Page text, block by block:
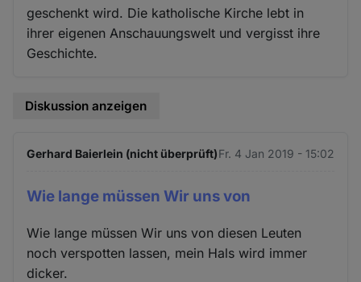
geschenkt wird. Die katholische Kirche lebt in
ihrer eigenen Anschauungswelt und vergisst ihre
Geschichte.
Diskussion anzeigen
Gerhard Baierlein (nicht überprüft)Fr. 4 Jan 2019 - 15:02
Wie lange müssen Wir uns von
Wie lange müssen Wir uns von diesen Leuten
noch verspotten lassen, mein Hals wird immer
dicker.